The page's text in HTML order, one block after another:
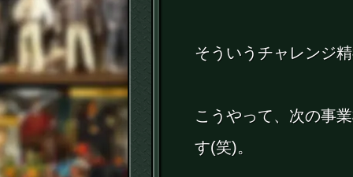
そういうチャレンジ
こうやって、次の事
す(笑)。